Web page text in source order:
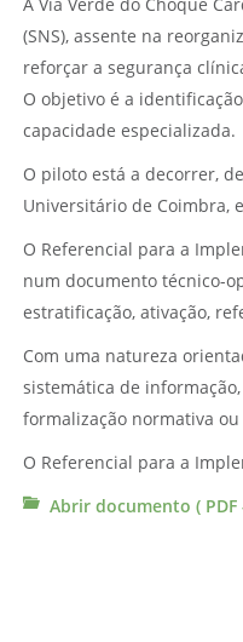
A Via Verde do Choque
(SNS), assente na
reforçar a segurança
O objetivo é a
capacidade especializada.
O piloto está a decorrer,
Universitário de Coimbra,
O Referencial para a
num documento técnico-
estratificação, ativação,
Com uma natureza
sistemática de
formalização normativa
O Referencial para a
Abrir documento ( PDF